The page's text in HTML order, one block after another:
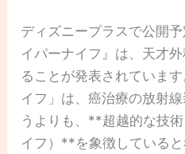
ディズニープラスで公開
イパーナイフ』は、天才
ることが発表されていま
イフ」は、癌治療の放射
うよりも、**超越的な技
イフ）**を象徴していると